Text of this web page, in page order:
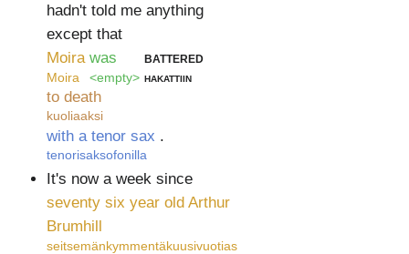
hadn't told me anything
except that
Moira
Moira
was
<empty>
battered
hakattiin
to death
kuoliaaksi
with a tenor sax
tenorisaksofonilla
.
It's now a week since
seventy six year old Arthur
Brumhill
seitsemänkymmentäkuusivuotias